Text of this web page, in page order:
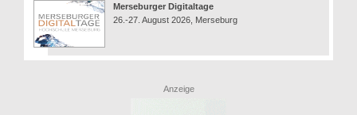
Merseburger Digitaltage
26.-27. August 2026, Merseburg
Anzeige